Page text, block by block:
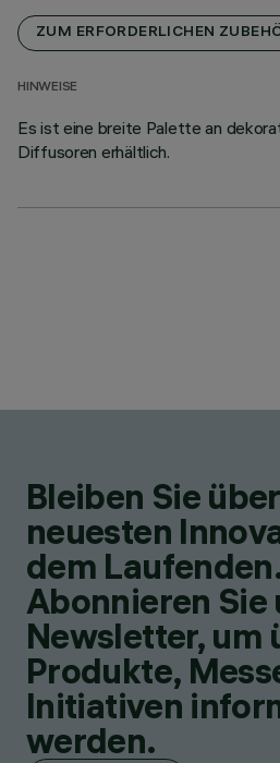
ZUM ERFORDERLICHEN
HINWEISE
Es ist eine breite Palette an
Diffusoren erhältlich.
Bleiben Sie
neuesten
dem
Abonnieren Sie
Newsletter, um
Produkte,
Initiativen
werden.